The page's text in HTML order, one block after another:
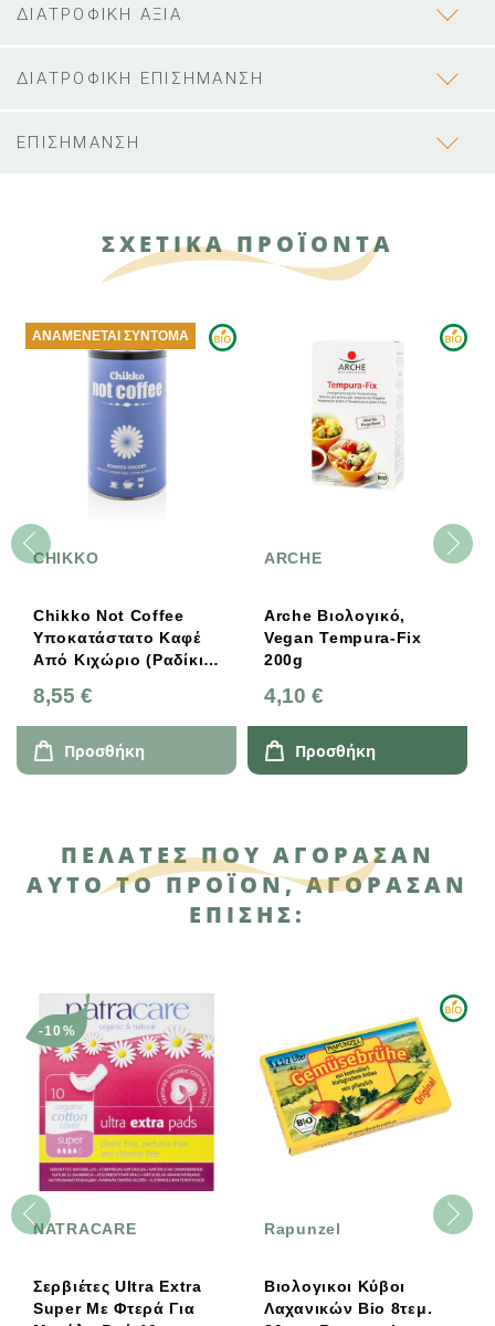
ΔΙΑΤΡΟΦΙΚΗ ΑΞΙΑ
ΔΙΑΤΡΟΦΙΚΗ ΕΠΙΣΗΜΑΝΣΗ
ΕΠΙΣΗΜΑΝΣΗ
ΣΧΕΤΙΚΑ ΠΡΟΪΟΝΤΑ
CHIKKO
Chikko Not Coffee
Υποκατάστατο Καφέ
Από Κιχώριο (Ραδίκι)
8,55 €
ΑΝΑΜΈΝΕΤΑΙ ΣΎΝΤΟΜΑ
Προσθήκη
ARCHE
Arche Βιολογικό,
Vegan Tempura-Fix
200g
4,10 €
Προσθήκη
ΠΕΛΆΤΕΣ ΠΟΥ ΑΓΌΡΑΣΑΝ
ΑΥΤΌ ΤΟ ΠΡΟΪΌΝ, ΑΓΌΡΑΣΑΝ
ΕΠΊΣΗΣ:
NATRACARE
Σερβιέτες Ultra Extra
Super Με Φτερά Για
-10%
Rapunzel
Βιολογικοι Κύβοι
Λαχανικών Bio 8τεμ.